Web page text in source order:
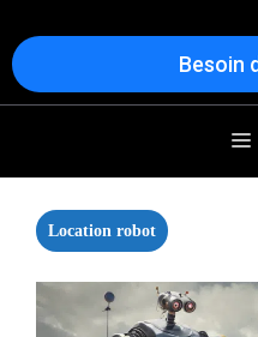
Besoin
Location robot